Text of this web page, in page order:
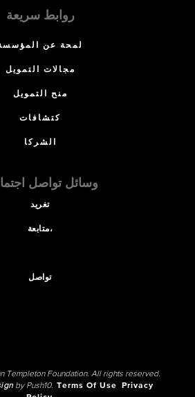
روابط سريعة
لمحة عن
مجالات التمويل
منح التمويل
كتشافات
الشركا
وسائل تواصل
تغريد
متابعة،
تواصل
Templeton Foundation. All rights reserved.
by Push10. Terms Of Use
Privacy